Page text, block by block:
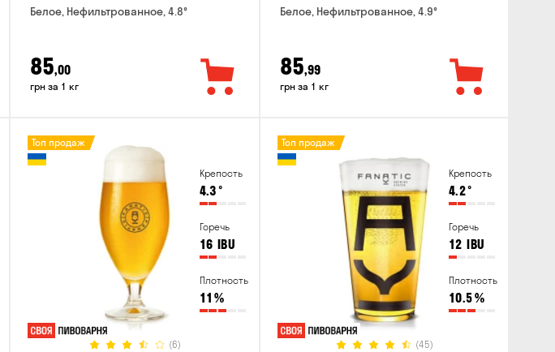
Белое, Нефильтрованное, 4.8°
85,00
грн за 1 кг
Белое, Нефильтрованное, 4.9°
85,99
грн за 1 кг
Крепость
4.3°
Горечь
16 IBU
Плотность
11 %
(6)
Топ продаж
Крепость
4.2°
Горечь
12 IBU
Плотность
10.5%
(45)
Топ продаж